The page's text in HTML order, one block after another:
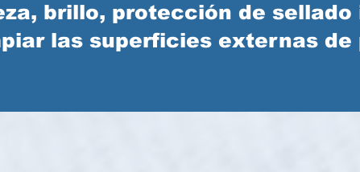
brillo, protección de
las superficies externas